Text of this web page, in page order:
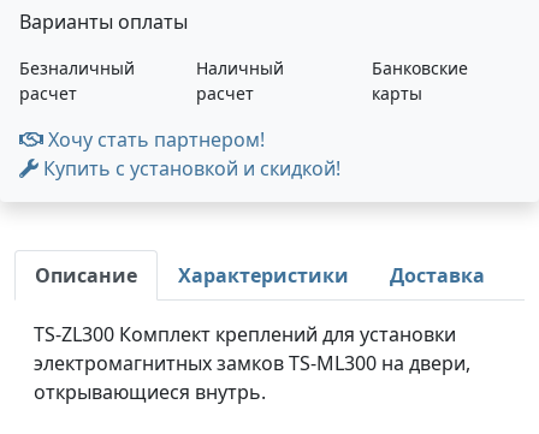
Варианты оплаты
Безналичный
расчет
Наличный
расчет
Банковские
карты
Хочу стать партнером!
Купить с установкой и скидкой!
Описание Характеристики Доставка
TS-ZL300 Комплект креплений для установки
электромагнитных замков TS-ML300 на двери,
открывающиеся внутрь.